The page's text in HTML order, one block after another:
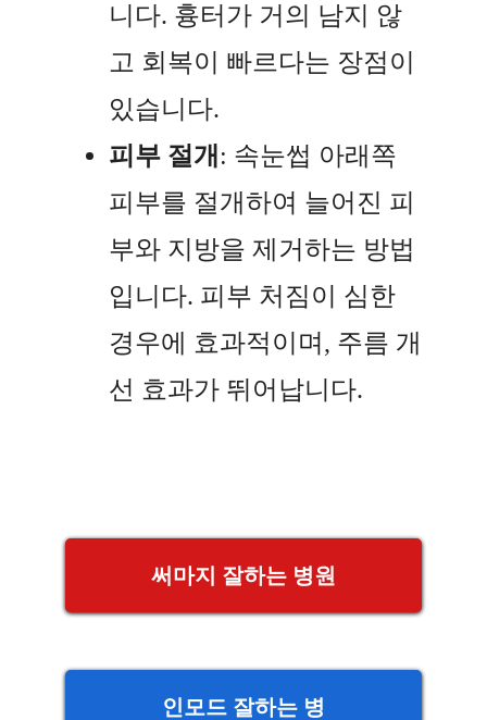
니다. 흉터가 거의 남지 않
고 회복이 빠르다는 장점이
있습니다.
피부 절개 : 속눈썹 아래쪽
피부를 절개하여 늘어진 피
부와 지방을 제거하는 방법
입니다. 피부 처짐이 심한
경우에 효과적이며, 주름 개
선 효과가 뛰어납니다.
써마지 잘하는 병원
인모드 잘하는 병